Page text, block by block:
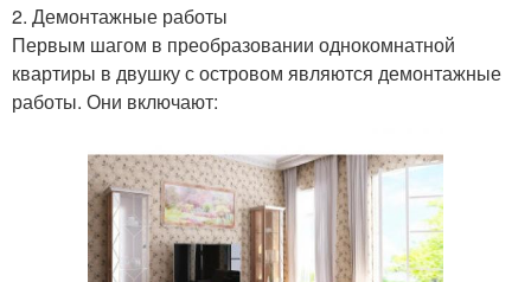
2. Демонтажные работы
Первым шагом в преобразовании однокомнатной
квартиры в двушку с островом являются демонтажные
работы. Они включают: